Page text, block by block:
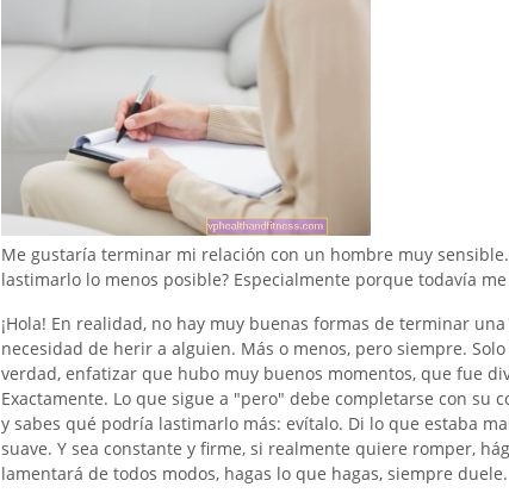
Me gustaría terminar mi relación con un hombre muy
lastimarlo lo menos posible? Especialmente porque todavía me
¡Hola! En realidad, no hay muy buenas formas de terminar
necesidad de herir a alguien. Más o menos, pero siempre.
verdad, enfatizar que hubo muy buenos momentos, que fue
Exactamente. Lo que sigue a "pero" debe completarse con su
y sabes qué podría lastimarlo más: evítalo. Di lo que estaba
suave. Y sea constante y firme, si realmente quiere romper,
lamentará de todos modos, hagas lo que hagas, siempre duele.